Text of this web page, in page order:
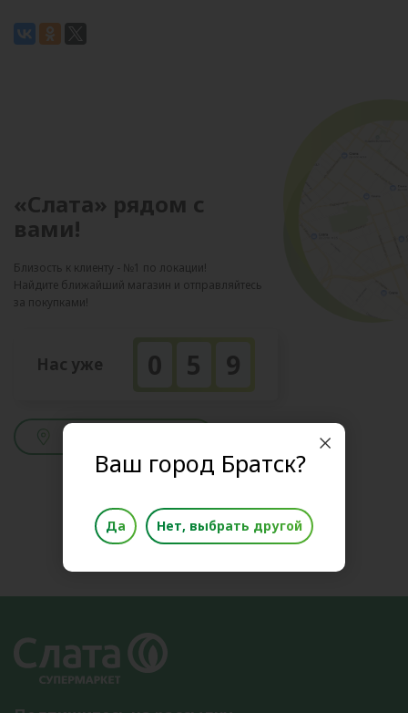
«Слата» рядом с
вами!
Близость к клиенту - №1 по локации!
Найдите ближайший магазин и отправляйтесь
за покупками!
Нас уже 0 5 9
Ваш город Братск?
Да Нет, выбрать другой